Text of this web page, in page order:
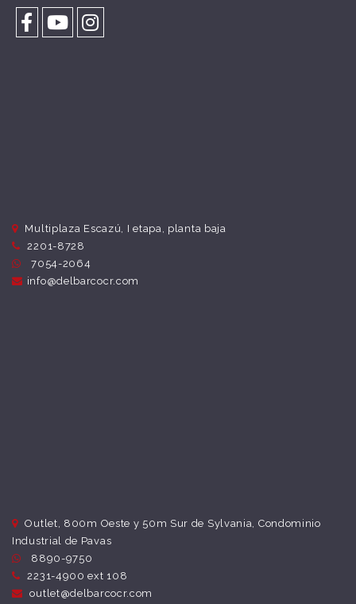
Multiplaza Escazú, I etapa, planta baja
2201-8728
7054-2064
info@delbarcocr.com
Outlet, 800m Oeste y 50m Sur de Sylvania, Condominio
Industrial de Pavas
8890-9750
2231-4900 ext 108
outlet@delbarcocr.com